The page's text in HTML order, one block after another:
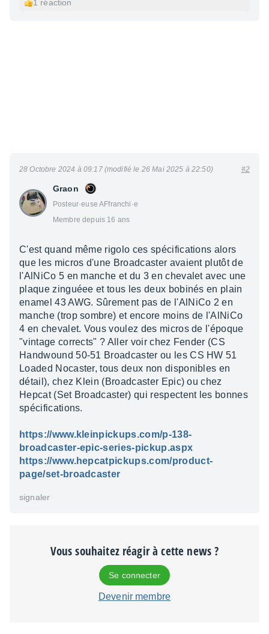
1 réaction
Graon
Posteur·euse AFfranchi·e
Membre depuis 16 ans
28 Octobre 2024 à 09:17 (modifié le 26 Mai 2025 à 22:50) #2
C'est quand même rigolo ces spécifications alors
que les micros d'une Broadcaster avaient plutôt de
l'AlNiCo 5 en manche et du 3 en chevalet avec une
plaque zinguéee et tous les deux bobinés en plain
enamel 43 AWG. Sûrement pas de l'AlNiCo 2 en
manche (trop sombre) et encore moins de l'AlNiCo
4 en chevalet. Vous voulez des micros de l'époque
"vintage corrects" ? Aller voir chez Fender (CS
Handwound 50-51 Broadcaster ou les CS HW 51
Loaded Nocaster, tous deux non disponibles en
détail), chez Klein (Broadcaster Epic) ou chez
Hepcat (Set Broadcaster) qui respectent les bonnes
spécifications.
https://www.kleinpickups.com/p-138-
broadcaster-epic-series-pickup.aspx
https://www.hepcatpickups.com/product-
page/set-broadcaster
signaler
Vous souhaitez réagir à cette news ?
Se connecter
Devenir membre